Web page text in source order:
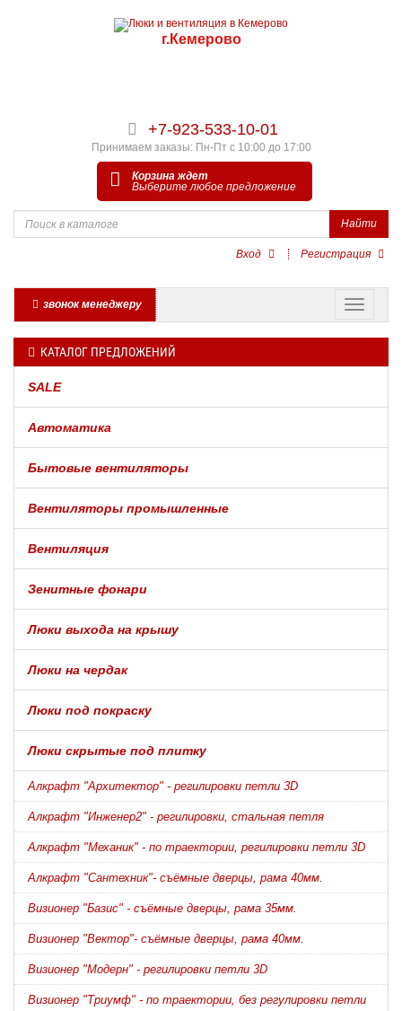
г.Кемерово
+7-923-533-10-01
Принимаем заказы: Пн-Пт с 10:00 до 17:00
Корзина ждет
Выберите любое предложение
Найти
Вход Регистрация
звонок менеджеру
КАТАЛОГ ПРЕДЛОЖЕНИЙ
SALE
Автоматика
Бытовые вентиляторы
Вентиляторы промышленные
Вентиляция
Зенитные фонари
Люки выхода на крышу
Люки на чердак
Люки под покраску
Люки скрытые под плитку
Алкрафт "Архитектор" - регилировки петли 3D
Алкрафт "Инженер2" - регилировки, стальная петля
Алкрафт "Механик" - по траектории, регилировки петли 3D
Алкрафт "Сантехник"- съёмные дверцы, рама 40мм.
Визионер "Базис" - съёмные дверцы, рама 35мм.
Визионер "Вектор"- съёмные дверцы, рама 40мм.
Визионер "Модерн" - регилировки петли 3D
Визионер "Триумф" - по траектории, без регулировки петли